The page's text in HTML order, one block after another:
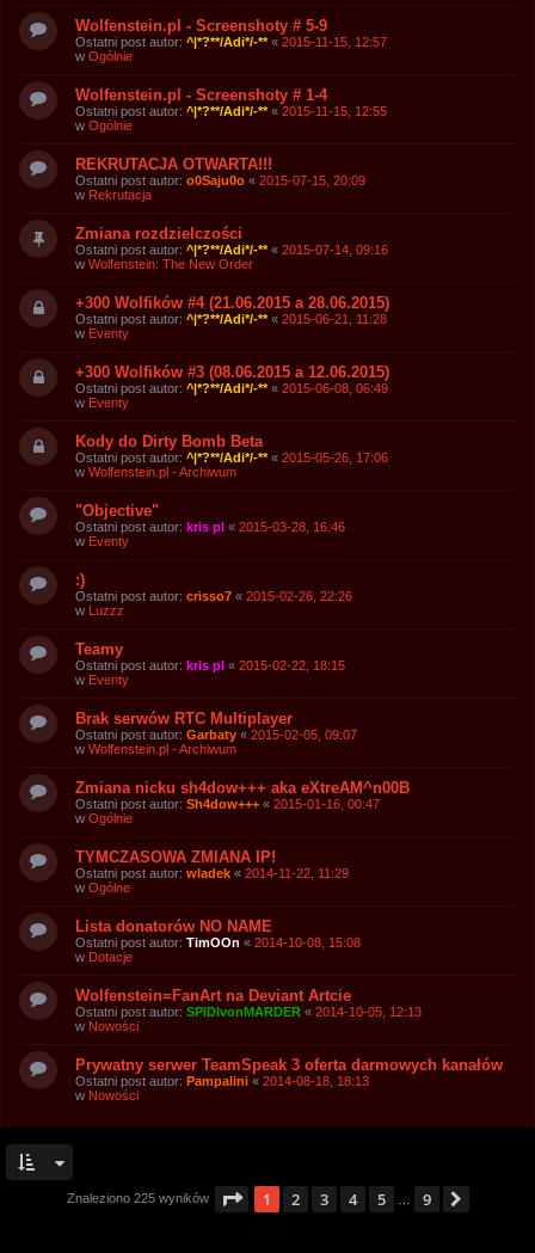
Wolfenstein.pl - Screenshoty # 5-9
Ostatni post autor: ^|*?**/Adi*/-** « 2015-11-15, 12:57
w Ogólnie
Wolfenstein.pl - Screenshoty # 1-4
Ostatni post autor: ^|*?**/Adi*/-** « 2015-11-15, 12:55
w Ogólnie
REKRUTACJA OTWARTA!!!
Ostatni post autor: o0Saju0o « 2015-07-15, 20:09
w Rekrutacja
Zmiana rozdzielczości
Ostatni post autor: ^|*?**/Adi*/-** « 2015-07-14, 09:16
w Wolfenstein: The New Order
+300 Wolfików #4 (21.06.2015 a 28.06.2015)
Ostatni post autor: ^|*?**/Adi*/-** « 2015-06-21, 11:28
w Eventy
+300 Wolfików #3 (08.06.2015 a 12.06.2015)
Ostatni post autor: ^|*?**/Adi*/-** « 2015-06-08, 06:49
w Eventy
Kody do Dirty Bomb Beta
Ostatni post autor: ^|*?**/Adi*/-** « 2015-05-26, 17:06
w Wolfenstein.pl - Archiwum
"Objective"
Ostatni post autor: kris pl « 2015-03-28, 16:46
w Eventy
:)
Ostatni post autor: crisso7 « 2015-02-26, 22:26
w Luzzz
Teamy
Ostatni post autor: kris pl « 2015-02-22, 18:15
w Eventy
Brak serwów RTC Multiplayer
Ostatni post autor: Garbaty « 2015-02-05, 09:07
w Wolfenstein.pl - Archiwum
Zmiana nicku sh4dow+++ aka eXtreAM^n00B
Ostatni post autor: Sh4dow+++ « 2015-01-16, 00:47
w Ogólnie
TYMCZASOWA ZMIANA IP!
Ostatni post autor: wladek « 2014-11-22, 11:29
w Ogólne
Lista donatorów NO NAME
Ostatni post autor: TimOOn « 2014-10-08, 15:08
w Dotacje
Wolfenstein=FanArt na Deviant Artcie
Ostatni post autor: SPIDIvonMARDER « 2014-10-05, 12:13
w Nowości
Prywatny serwer TeamSpeak 3 oferta darmowych kanałów
Ostatni post autor: Pampalini « 2014-08-18, 18:13
w Nowości
Znaleziono 225 wyników Strona1 z9
1 2 3 4 5 9